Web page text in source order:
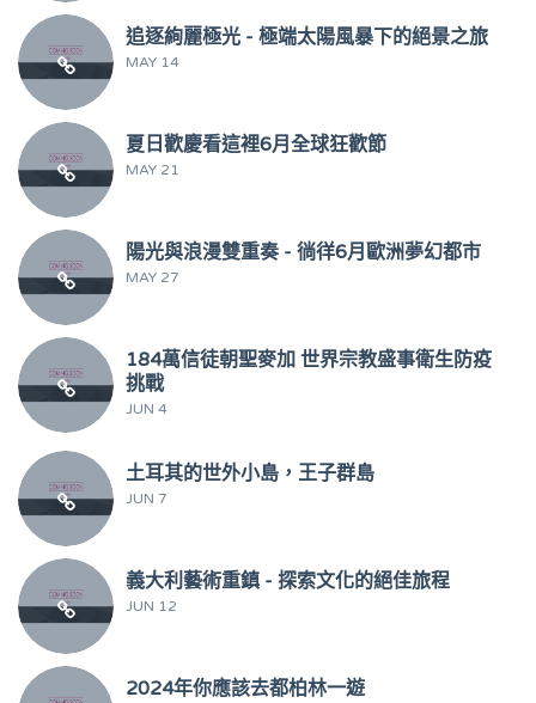
追逐絢麗極光 - 極端太陽風暴下的絕景之旅
MAY 14
夏日歡慶看這裡6月全球狂歡節
MAY 21
陽光與浪漫雙重奏 - 徜徉6月歐洲夢幻都市
MAY 27
184萬信徒朝聖麥加 世界宗教盛事衛生防疫
挑戰
JUN 4
土耳其的世外小島，王子群島
JUN 7
義大利藝術重鎮 - 探索文化的絕佳旅程
JUN 12
2024年你應該去都柏林一遊